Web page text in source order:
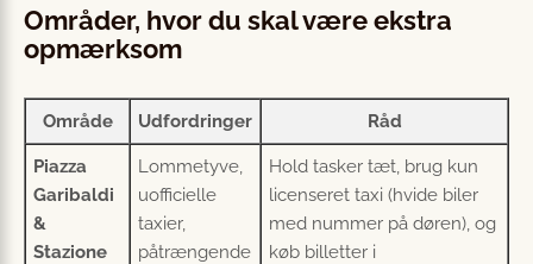
Områder, hvor du skal være ekstra
opmærksom
Område Udfordringer Råd
Piazza
Garibaldi
&
Stazione
Lommetyve,
uofficielle
taxier,
påtrængende
Hold tasker tæt, brug kun
licenseret taxi (hvide biler
med nummer på døren), og
køb billetter i